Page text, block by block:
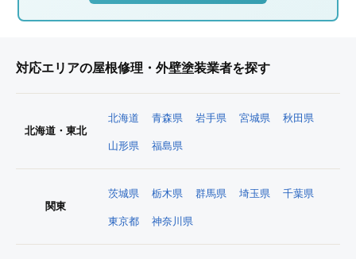
対応エリアの屋根修理・外壁塗装業者を探す
北海道・東北
北海道 青森県 岩手県 宮城県 秋田県
山形県 福島県
関東
茨城県 栃木県 群馬県 埼玉県 千葉県
東京都 神奈川県